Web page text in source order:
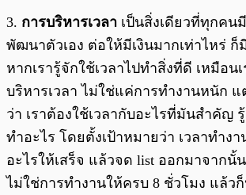
3. การบริหารเวลา เป็นสิ่งเดียวที่ทุกคน
พัฒนาตัวเอง ต่อให้มีเงินมากเท่าไหร่ ก็
หากเรารู้จักใช้เวลาไปทำสิ่งที่ดี เหมือน
บริหารเวลา ไม่ใช่แค่การทำงานหนัก แ
ว่า เราต้องใช้เวลากับอะไรที่มันสำคัญ
ทำอะไร โดยตั้งเป้าหมายว่า เวลาทำง
อะไรให้เสร็จ แล้วจด list ออกมาจากนั้
ไม่ใช่การทำงานให้ครบ 8 ชั่วโมง แล้ว